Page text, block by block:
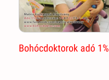
Bohócdoktorok adó 1%